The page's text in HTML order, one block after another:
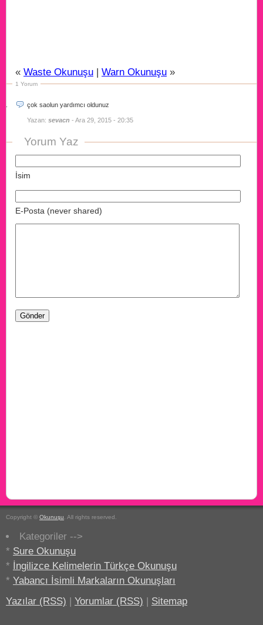
« Waste Okunuşu | Warn Okunuşu »
1 Yorum
çok saolun yardımcı oldunuz
Yazan: sevacn - Ara 29, 2015 - 20:35
Yorum Yaz
İsim
E-Posta (never shared)
Copyright © Okunuşu . All rights reserved.
Kategoriler -->
* Sure Okunuşu
* İngilizce Kelimelerin Türkçe Okunuşu
* Yabancı İsimli Markaların Okunuşları
Yazılar (RSS) | Yorumlar (RSS) | Sitemap